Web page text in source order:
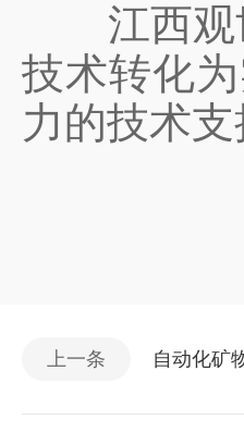
江西观世
技术转化
力的技术支
上一条 自动化矿